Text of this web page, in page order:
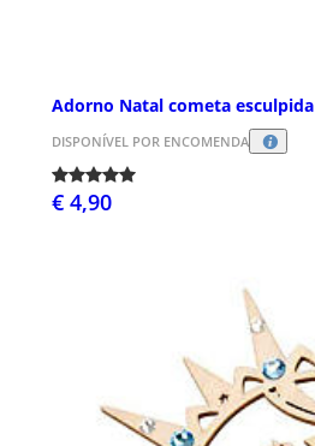
Adorno Natal cometa esculpida
DISPONÍVEL POR ENCOMENDA
€ 4,90